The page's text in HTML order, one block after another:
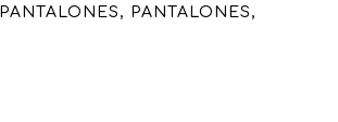
PANTALONES , PANTALONES ,